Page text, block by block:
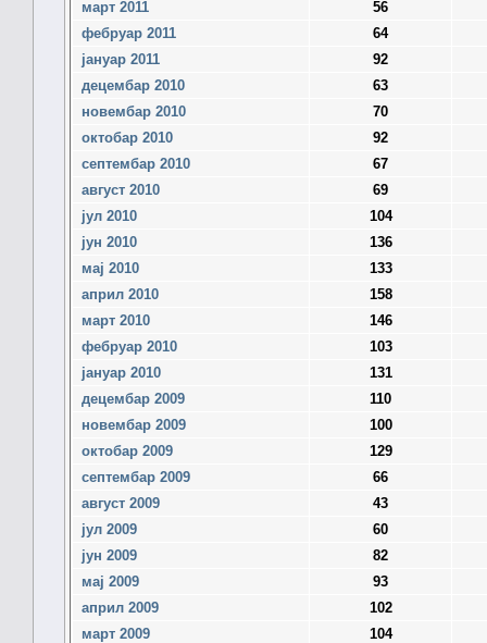
март 2011
56
фебруар 2011
64
јануар 2011
92
децембар 2010
63
новембар 2010
70
октобар 2010
92
септембар 2010
67
август 2010
69
јул 2010
104
јун 2010
136
мај 2010
133
април 2010
158
март 2010
146
фебруар 2010
103
јануар 2010
131
децембар 2009
110
новембар 2009
100
октобар 2009
129
септембар 2009
66
август 2009
43
јул 2009
60
јун 2009
82
мај 2009
93
април 2009
102
март 2009
104